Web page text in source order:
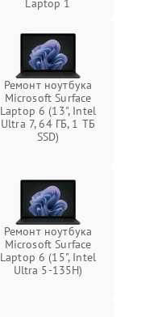
Laptop 1
Ремонт ноутбука
Microsoft Surface
Laptop 6 (13", Intel
Ultra 7, 64 ГБ, 1 ТБ
SSD)
Ремонт ноутбука
Microsoft Surface
Laptop 6 (15", Intel
Ultra 5-135H)